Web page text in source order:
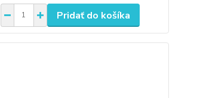
Pridať do košíka